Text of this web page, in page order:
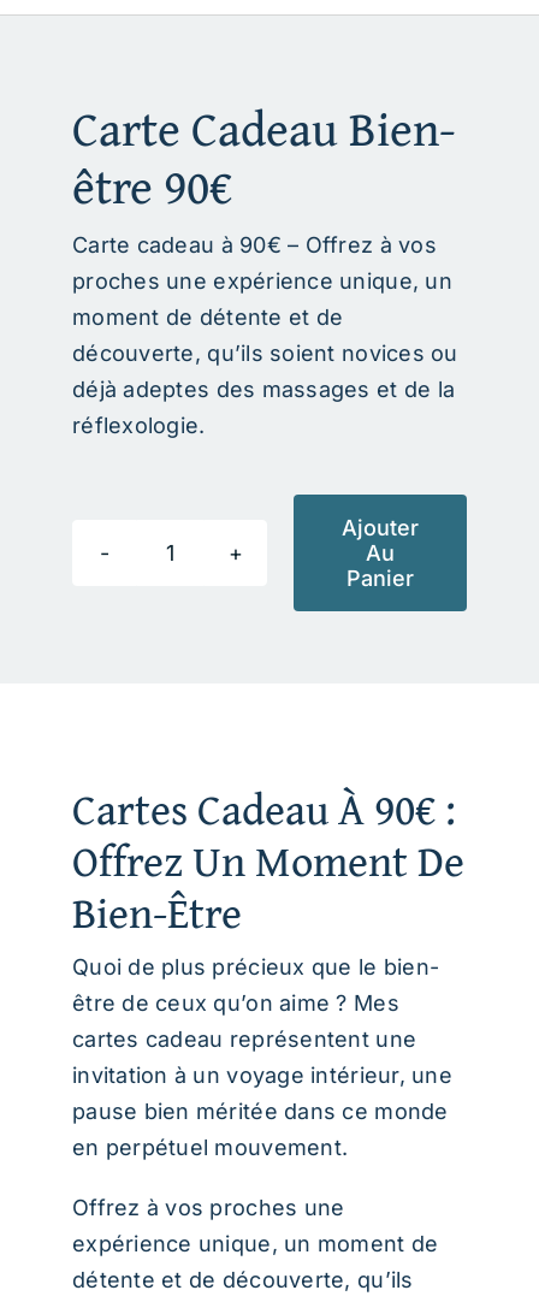
Carte Cadeau Bien-
être 90€
Carte cadeau à 90€ – Offrez à vos
proches une expérience unique, un
moment de détente et de
découverte, qu’ils soient novices ou
déjà adeptes des massages et de la
réflexologie.
quantité
Ajouter
Au
Panier
Cartes Cadeau À 90€ :
Offrez Un Moment De
Bien-Être
Quoi de plus précieux que le bien-
être de ceux qu’on aime ? Mes
cartes cadeau représentent une
invitation à un voyage intérieur, une
pause bien méritée dans ce monde
en perpétuel mouvement.
Offrez à vos proches une
expérience unique, un moment de
détente et de découverte, qu’ils